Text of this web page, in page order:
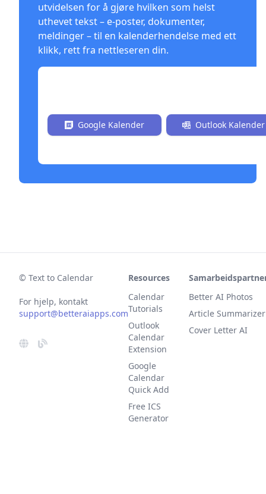
utvidelsen for å gjøre hvilken som helst
uthevet tekst – e-poster, dokumenter,
meldinger – til en kalenderhendelse med ett
klikk, rett fra nettleseren din.
Google Kalender Outlook Kalender
© Text to Calendar
For hjelp, kontakt
support@betteraiapps.com
Resources
Calendar
Tutorials
Outlook
Calendar
Extension
Google
Calendar
Quick Add
Free ICS
Generator
Better AI Photos
Article
Cover Letter AI